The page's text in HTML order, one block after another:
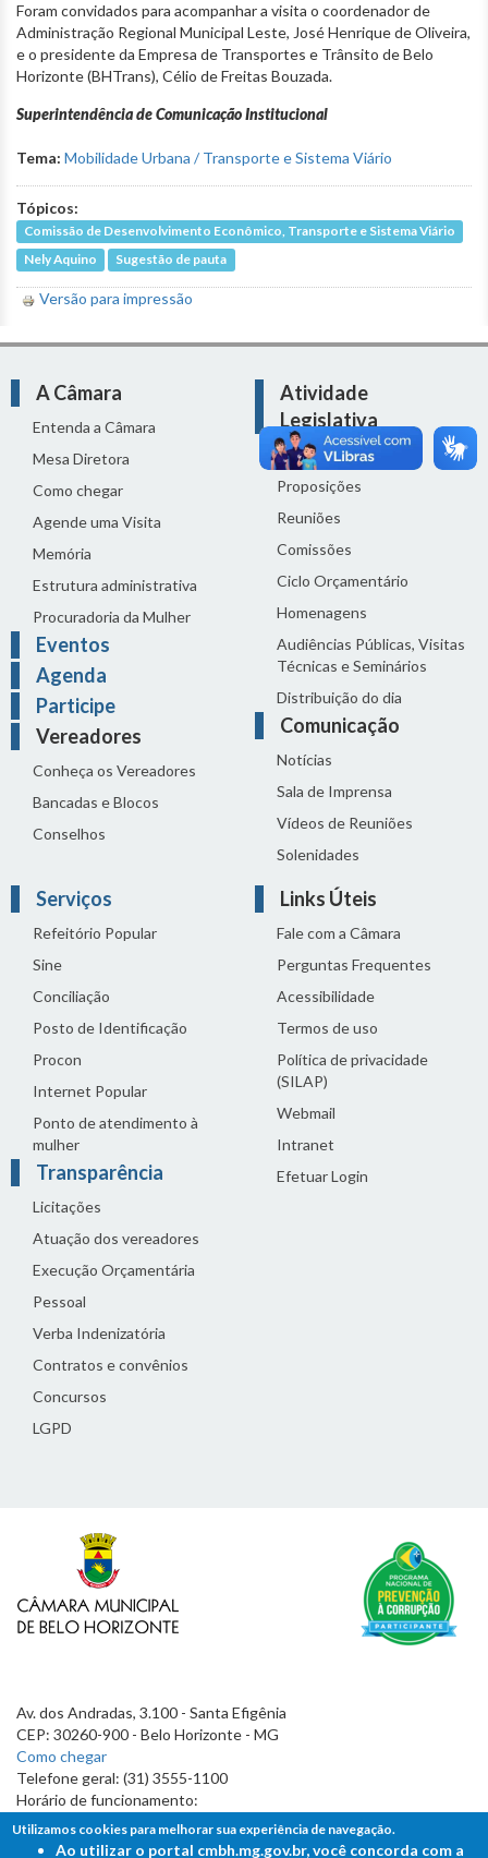
Foram convidados para acompanhar a visita o coordenador de
Administração Regional Municipal Leste, José Henrique de Oliveira,
e o presidente da Empresa de Transportes e Trânsito de Belo
Horizonte (BHTrans), Célio de Freitas Bouzada.
Superintendência de Comunicação Institucional
Tema: Mobilidade Urbana / Transporte e Sistema Viário
Tópicos:
Comissão de Desenvolvimento Econômico, Transporte e Sistema Viário
Nely Aquino
Sugestão de pauta
Versão para impressão
A Câmara
Entenda a Câmara
Mesa Diretora
Como chegar
Agende uma Visita
Memória
Estrutura administrativa
Procuradoria da Mulher
Eventos
Agenda
Participe
Vereadores
Conheça os Vereadores
Bancadas e Blocos
Conselhos
Atividade
Legislativa
Legislação
Proposições
Reuniões
Comissões
Ciclo Orçamentário
Homenagens
Audiências Públicas, Visitas
Técnicas e Seminários
Distribuição do dia
Comunicação
Notícias
Sala de Imprensa
Vídeos de Reuniões
Solenidades
Serviços
Refeitório Popular
Sine
Conciliação
Posto de Identificação
Procon
Internet Popular
Ponto de atendimento à
mulher
Transparência
Licitações
Atuação dos vereadores
Execução Orçamentária
Pessoal
Verba Indenizatória
Contratos e convênios
Concursos
LGPD
Links Úteis
Fale com a Câmara
Perguntas Frequentes
Acessibilidade
Termos de uso
Política de privacidade
(SILAP)
Webmail
Intranet
Efetuar Login
Av. dos Andradas, 3.100 - Santa Efigênia
CEP: 30260-900 - Belo Horizonte - MG
Como chegar
Telefone geral: (31) 3555-1100
Horário de funcionamento:
7h às 19h
Utilizamos cookies para melhorar sua experiência de navegação.
Ao utilizar o portal cmbh.mg.gov.br, você concorda com a